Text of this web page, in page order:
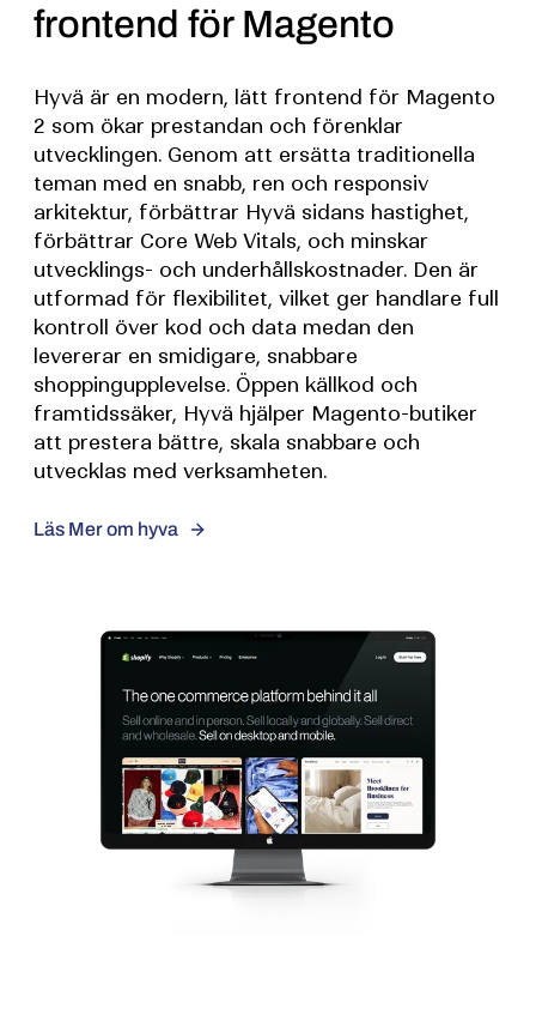
frontend för Magento
Hyvä är en modern, lätt frontend för Magento
2 som ökar prestandan och förenklar
utvecklingen. Genom att ersätta traditionella
teman med en snabb, ren och responsiv
arkitektur, förbättrar Hyvä sidans hastighet,
förbättrar Core Web Vitals, och minskar
utvecklings- och underhållskostnader. Den är
utformad för flexibilitet, vilket ger handlare full
kontroll över kod och data medan den
levererar en smidigare, snabbare
shoppingupplevelse. Öppen källkod och
framtidssäker, Hyvä hjälper Magento-butiker
att prestera bättre, skala snabbare och
utvecklas med verksamheten.
Läs Mer om hyva